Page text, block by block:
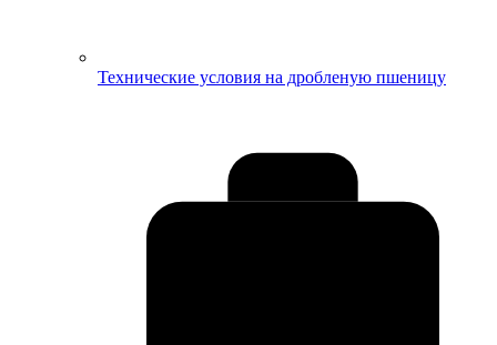
Технические условия на дробленую пшеницу